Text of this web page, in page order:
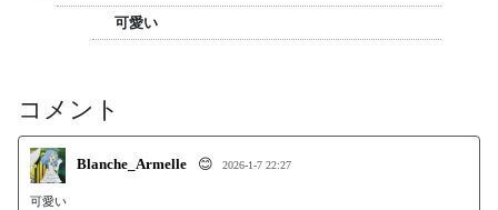
可愛い
コメント
Blanche_Armelle 😊 2026-1-7 22:27
可愛い